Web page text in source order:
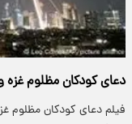
دعای کودکان مظلوم غزه
فیلم دعای کودکان مظلوم